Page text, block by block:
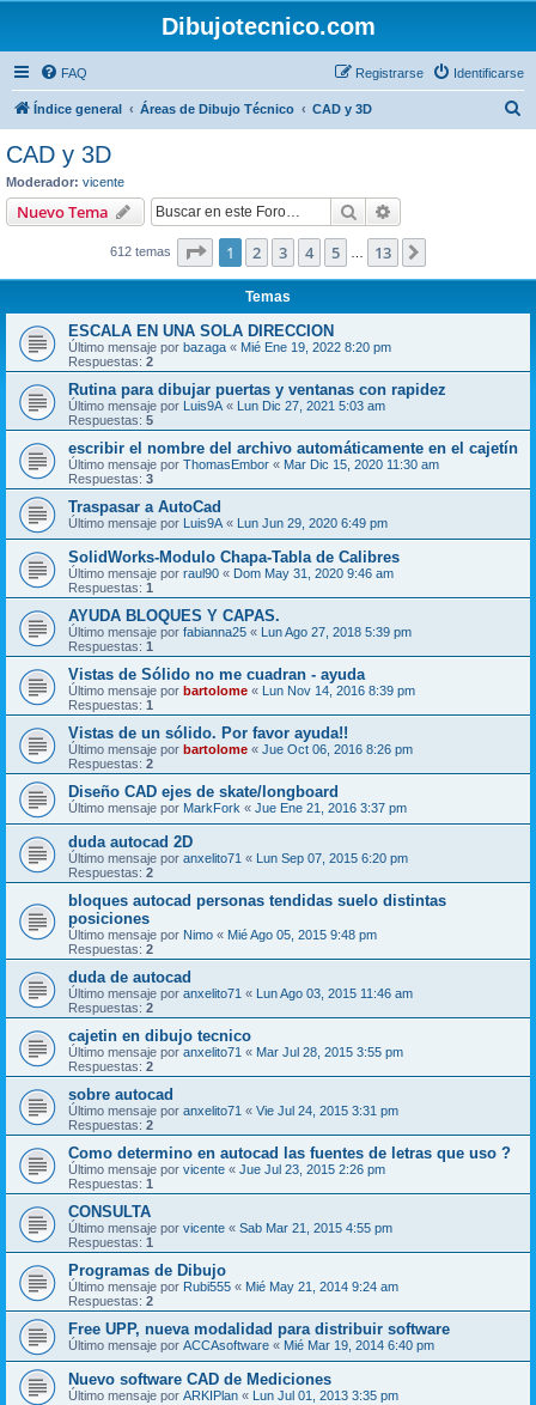
Dibujotecnico.com
FAQ Identificarse
Registrarse
Índice general Áreas de Dibujo Técnico CAD y 3D
CAD y 3D
Moderador: vicente
Nuevo Tema Buscar
612 temas Página de 13
1 2 3 4 5 13
Temas
ESCALA EN UNA SOLA DIRECCION
Último mensaje por bazaga « Mié Ene 19, 2022 8:20 pm
Respuestas: 2
Rutina para dibujar puertas y ventanas con rapidez
Último mensaje por Luis9A « Lun Dic 27, 2021 5:03 am
Respuestas: 5
escribir el nombre del archivo automáticamente en el cajetín
Último mensaje por ThomasEmbor « Mar Dic 15, 2020 11:30 am
Respuestas: 3
Traspasar a AutoCad
Último mensaje por Luis9A « Lun Jun 29, 2020 6:49 pm
SolidWorks-Modulo Chapa-Tabla de Calibres
Último mensaje por raul90 « Dom May 31, 2020 9:46 am
Respuestas: 1
AYUDA BLOQUES Y CAPAS.
Último mensaje por fabianna25 « Lun Ago 27, 2018 5:39 pm
Respuestas: 1
Vistas de Sólido no me cuadran - ayuda
Último mensaje por bartolome « Lun Nov 14, 2016 8:39 pm
Respuestas: 1
Vistas de un sólido. Por favor ayuda!!
Último mensaje por bartolome « Jue Oct 06, 2016 8:26 pm
Respuestas: 2
Diseño CAD ejes de skate/longboard
Último mensaje por MarkFork « Jue Ene 21, 2016 3:37 pm
duda autocad 2D
Último mensaje por anxelito71 « Lun Sep 07, 2015 6:20 pm
Respuestas: 2
bloques autocad personas tendidas suelo distintas
posiciones
Último mensaje por Nimo « Mié Ago 05, 2015 9:48 pm
Respuestas: 2
duda de autocad
Último mensaje por anxelito71 « Lun Ago 03, 2015 11:46 am
Respuestas: 2
cajetin en dibujo tecnico
Último mensaje por anxelito71 « Mar Jul 28, 2015 3:55 pm
Respuestas: 2
sobre autocad
Último mensaje por anxelito71 « Vie Jul 24, 2015 3:31 pm
Respuestas: 2
Como determino en autocad las fuentes de letras que uso ?
Último mensaje por vicente « Jue Jul 23, 2015 2:26 pm
Respuestas: 1
CONSULTA
Último mensaje por vicente « Sab Mar 21, 2015 4:55 pm
Respuestas: 1
Programas de Dibujo
Último mensaje por Rubi555 « Mié May 21, 2014 9:24 am
Respuestas: 2
Free UPP, nueva modalidad para distribuir software
Último mensaje por ACCAsoftware « Mié Mar 19, 2014 6:40 pm
Nuevo software CAD de Mediciones
Último mensaje por ARKIPlan « Lun Jul 01, 2013 3:35 pm